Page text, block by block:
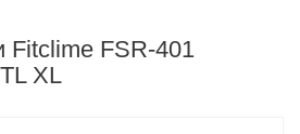
Fitclime FSR-401
XL